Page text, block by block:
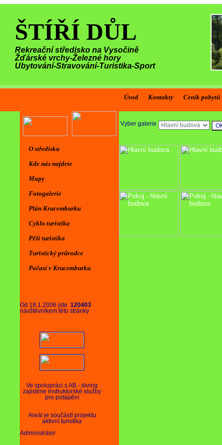
ŠTÍŘÍ DŮL
Rekreační středisko na Vysočině
Žďárské vrchy-Železné hory
Ubytování-Stravování-Turistika-Sport
Úvod Kontakty Ceník pobytů
Vyber galerie
Od 18.1.2006 jste 120403
návštěvníkem této stránky
Ve spolupráci s AB - diving
zajistíme instruktorské služby
pro potápění
Areál je součástí projektu
aktivní turistika
Administrátor
O středisku
Kde nás najdete
Mapy
Fotogalerie
Plán Krucemburku
Cyklo turistika
Pěší turistika
Turistický průvodce
Počasí v Krucemburku